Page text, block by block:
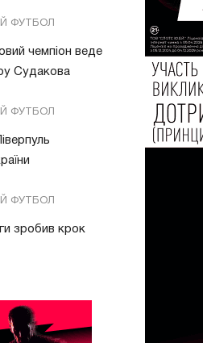
ФУТБОЛ
чемпіон веде
Судакова
ФУТБОЛ
ФУТБОЛ
зробив крок